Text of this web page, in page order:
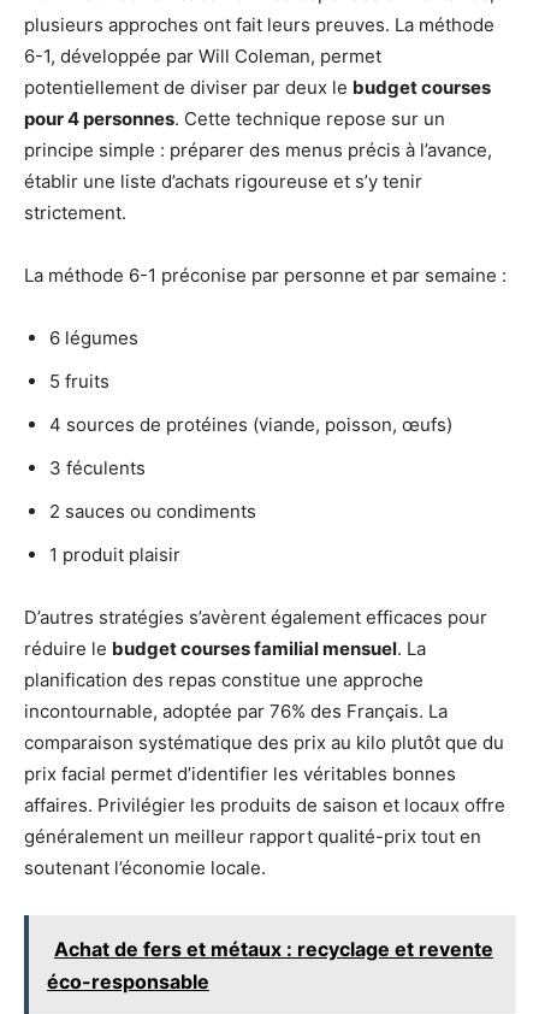
plusieurs approches ont fait leurs preuves. La méthode
6-1, développée par Will Coleman, permet
potentiellement de diviser par deux le budget courses
pour 4 personnes. Cette technique repose sur un
principe simple : préparer des menus précis à l’avance,
établir une liste d’achats rigoureuse et s’y tenir
strictement.
La méthode 6-1 préconise par personne et par semaine :
6 légumes
5 fruits
4 sources de protéines (viande, poisson, œufs)
3 féculents
2 sauces ou condiments
1 produit plaisir
D’autres stratégies s’avèrent également efficaces pour
réduire le budget courses familial mensuel. La
planification des repas constitue une approche
incontournable, adoptée par 76% des Français. La
comparaison systématique des prix au kilo plutôt que du
prix facial permet d’identifier les véritables bonnes
affaires. Privilégier les produits de saison et locaux offre
généralement un meilleur rapport qualité-prix tout en
soutenant l’économie locale.
Achat de fers et métaux : recyclage et revente
éco-responsable